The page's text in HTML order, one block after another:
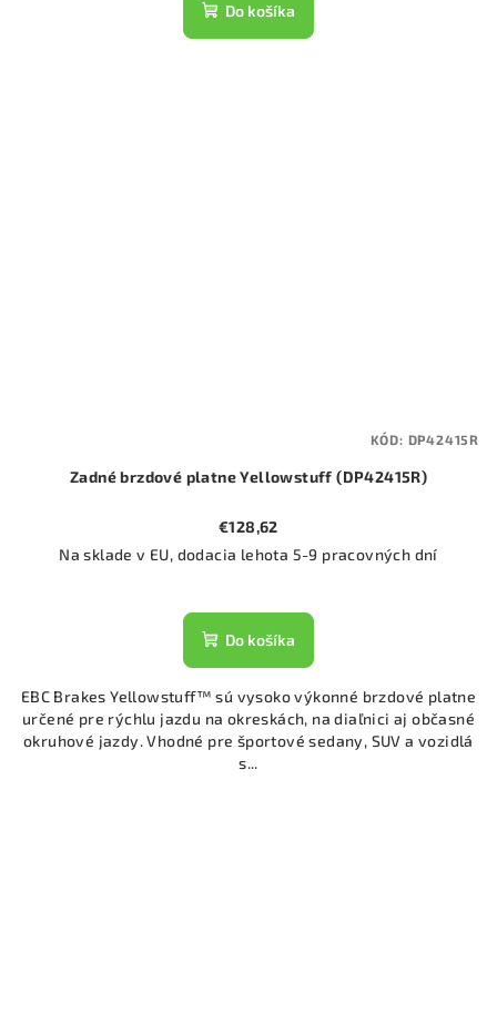
Do košíka
Zadné brzdové platne Yellowstuff (DP42415R)
€128,62
Na sklade v EU, dodacia lehota 5-9 pracovných dní
Do košíka
EBC Brakes Yellowstuff™ sú vysoko výkonné brzdové platne
určené pre rýchlu jazdu na okreskách, na diaľnici aj občasné
okruhové jazdy. Vhodné pre športové sedany, SUV a vozidlá
s...
KÓD: DP42415R